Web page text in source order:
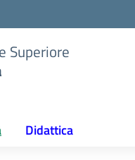
Superiore
Didattica